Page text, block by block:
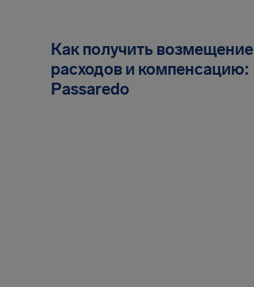
Как получить возмещение
расходов и компенсацию:
Passaredo